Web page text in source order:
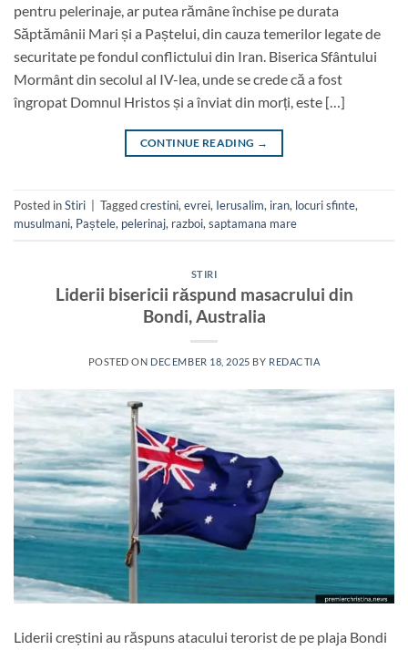
pentru pelerinaje, ar putea rămâne închise pe durata
Săptămânii Mari și a Paștelui, din cauza temerilor legate de
securitate pe fondul conflictului din Iran. Biserica Sfântului
Mormânt din secolul al IV-lea, unde se crede că a fost
îngropat Domnul Hristos și a înviat din morți, este […]
CONTINUE READING →
Posted inStiri Taggedcrestini, evrei, Ierusalim, iran, locuri sfinte,
musulmani, Paștele, pelerinaj, razboi, saptamana mare
STIRI
Liderii bisericii răspund masacrului din
Bondi, Australia
POSTED ON DECEMBER 18, 2025 BY REDACTIA
Liderii creștini au răspuns atacului terorist de pe plaja Bondi